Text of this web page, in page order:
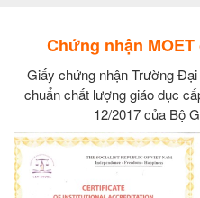
Chứng nhận MOET
Giấy chứng nhận Trường
chuẩn chất lượng giáo dục
12/2017 của Bộ